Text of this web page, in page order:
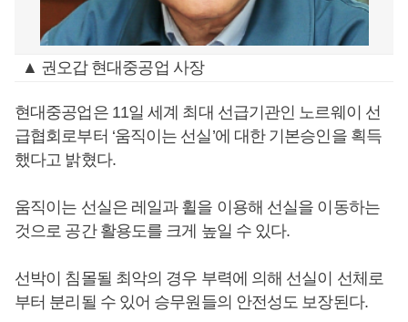
▲ 권오갑 현대중공업 사장
현대중공업은 11일 세계 최대 선급기관인 노르웨이 선
급협회로부터 ‘움직이는 선실’에 대한 기본승인을 획득
했다고 밝혔다.
움직이는 선실은 레일과 휠을 이용해 선실을 이동하는
것으로 공간 활용도를 크게 높일 수 있다.
선박이 침몰될 최악의 경우 부력에 의해 선실이 선체로
부터 분리될 수 있어 승무원들의 안전성도 보장된다.